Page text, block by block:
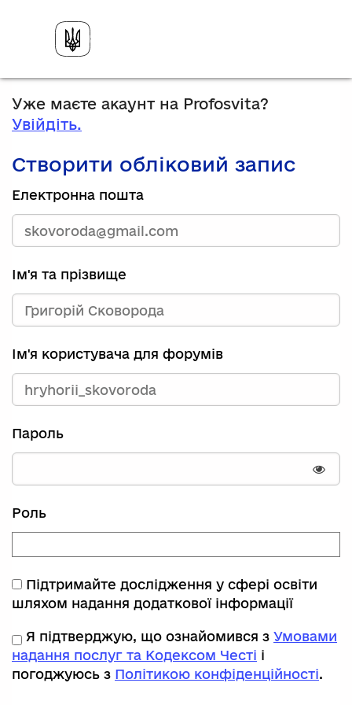
Уже маєте акаунт на Profosvita?
Увійдіть.
Створити обліковий запис
Електронна пошта
Ім'я та прізвище
Ім'я користувача для форумів
Пароль
Роль
Підтримайте дослідження у сфері освіти
шляхом надання додаткової інформації
Я підтверджую, що ознайомився з Умовами
надання послуг та Кодексом Честі і
погоджуюсь з Політикою конфіденційності.